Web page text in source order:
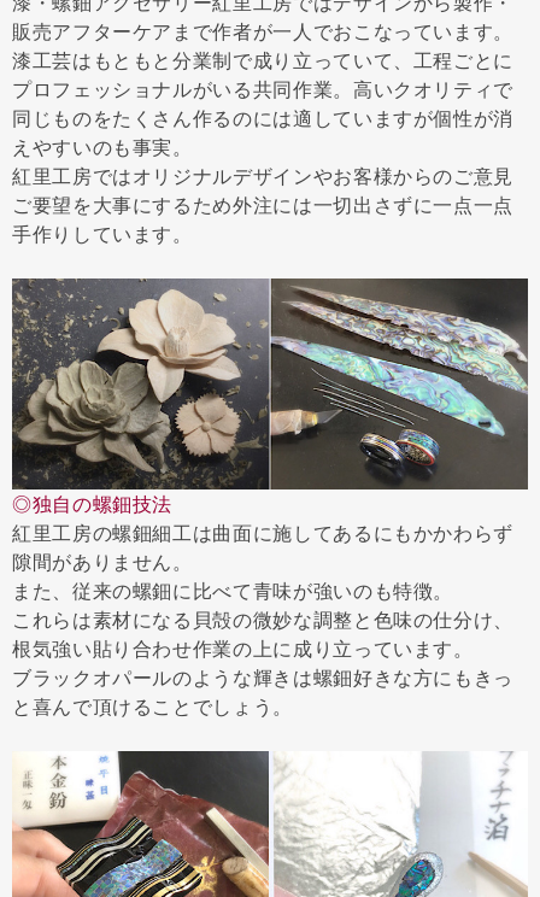
販売アフターケアまで作者が一人でおこなっています。
漆工芸はもともと分業制で成り立っていて、工程ごとに
プロフェッショナルがいる共同作業。高いクオリティで
同じものをたくさん作るのには適していますが個性が消
えやすいのも事実。
紅里工房ではオリジナルデザインやお客様からのご意見
ご要望を大事にするため外注には一切出さずに一点一点
手作りしています。
◎独自の螺鈿技法
紅里工房の螺鈿細工は曲面に施してあるにもかかわらず
隙間がありません。
また、従来の螺鈿に比べて青味が強いのも特徴。
これらは素材になる貝殻の微妙な調整と色味の仕分け、
根気強い貼り合わせ作業の上に成り立っています。
ブラックオパールのような輝きは螺鈿好きな方にもきっ
と喜んで頂けることでしょう。